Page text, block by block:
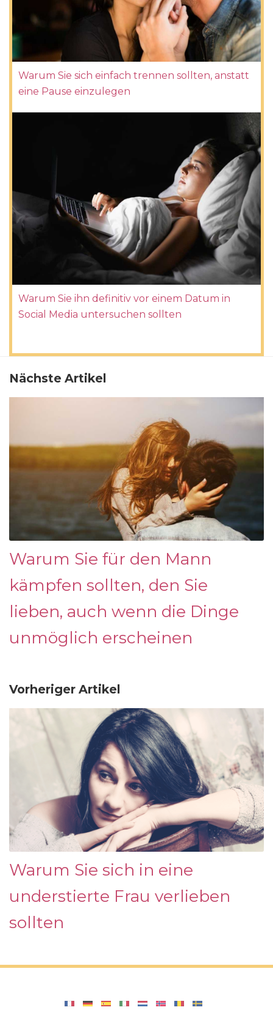
Warum Sie sich einfach trennen sollten, anstatt
eine Pause einzulegen
Warum Sie ihn definitiv vor einem Datum in
Social Media untersuchen sollten
Nächste Artikel
Warum Sie für den Mann
kämpfen sollten, den Sie
lieben, auch wenn die Dinge
unmöglich erscheinen
Vorheriger Artikel
Warum Sie sich in eine
understierte Frau verlieben
sollten